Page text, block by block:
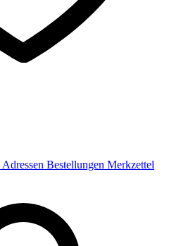
Adressen Bestellungen Merkzettel